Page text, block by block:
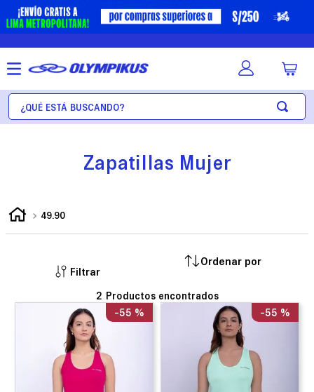
¿Qué está buscando?
Zapatillas Mujer
49.90
Filtrar
2
-55 % -55 %